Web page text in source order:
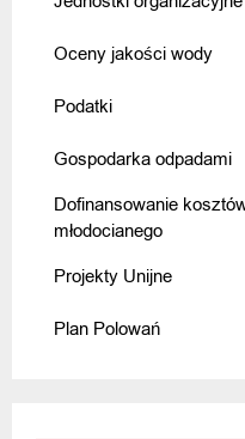
Oceny jakości wody
Podatki
Gospodarka odpadami
Dofinansowanie
młodocianego
Projekty Unijne
Plan Polowań